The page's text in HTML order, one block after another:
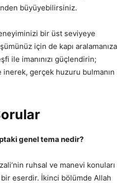
büyüyebilirsiniz.
bir üst seviyeye
için de kapı aralamanıza
ile imanınızı güçlendirin;
gerçek huzuru bulmanın
genel tema nedir?
ruhsal ve manevi konuları
eserdir. İkinci bölümde Allah